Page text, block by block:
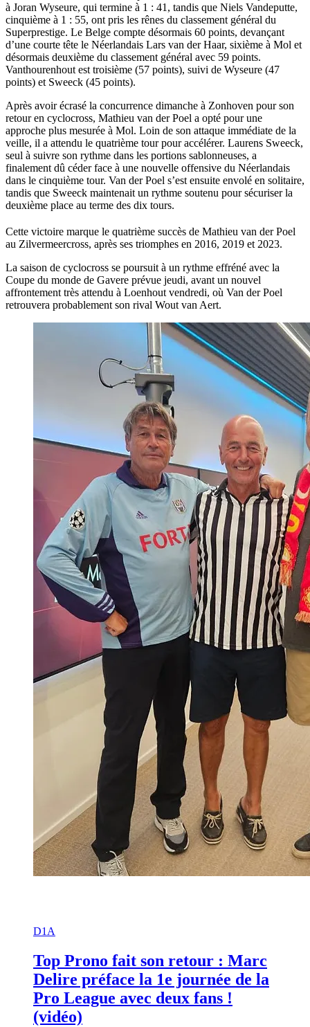
à Joran Wyseure, qui termine à 1 : 41, tandis que Niels Vandeputte,
cinquième à 1 : 55, ont pris les rênes du classement général du
Superprestige. Le Belge compte désormais 60 points, devançant
d’une courte tête le Néerlandais Lars van der Haar, sixième à Mol et
désormais deuxième du classement général avec 59 points.
Vanthourenhout est troisième (57 points), suivi de Wyseure (47
points) et Sweeck (45 points).
Après avoir écrasé la concurrence dimanche à Zonhoven pour son
retour en cyclocross, Mathieu van der Poel a opté pour une
approche plus mesurée à Mol. Loin de son attaque immédiate de la
veille, il a attendu le quatrième tour pour accélérer. Laurens Sweeck,
seul à suivre son rythme dans les portions sablonneuses, a
finalement dû céder face à une nouvelle offensive du Néerlandais
dans le cinquième tour. Van der Poel s’est ensuite envolé en solitaire,
tandis que Sweeck maintenait un rythme soutenu pour sécuriser la
deuxième place au terme des dix tours.
Cette victoire marque le quatrième succès de Mathieu van der Poel
au Zilvermeercross, après ses triomphes en 2016, 2019 et 2023.
La saison de cyclocross se poursuit à un rythme effréné avec la
Coupe du monde de Gavere prévue jeudi, avant un nouvel
affrontement très attendu à Loenhout vendredi, où Van der Poel
retrouvera probablement son rival Wout van Aert.
D1A
Top Prono fait son retour : Marc
Delire préface la 1e journée de la
Pro League avec deux fans !
(vidéo)